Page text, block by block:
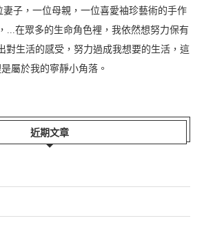
子，一位母親，一位喜愛袖珍藝術的手作
...在眾多的生命角色裡，我依然想努力保有
對生活的感受，努力過成我想要的生活，這
屬於我的寧靜小角落。
近期文章